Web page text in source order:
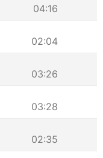
04:16
02:04
03:26
03:28
02:35